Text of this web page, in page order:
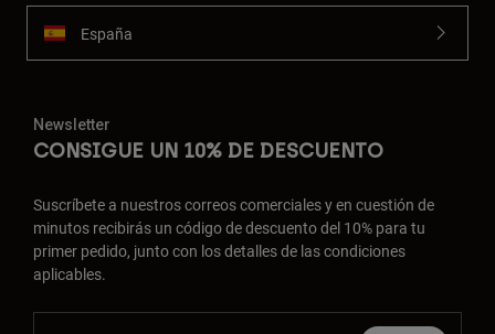
España
Newsletter
CONSIGUE UN 10% DE DESCUENTO
Suscríbete a nuestros correos comerciales y en cuestión de
minutos recibirás un código de descuento del 10% para tu
primer pedido, junto con los detalles de las condiciones
aplicables.